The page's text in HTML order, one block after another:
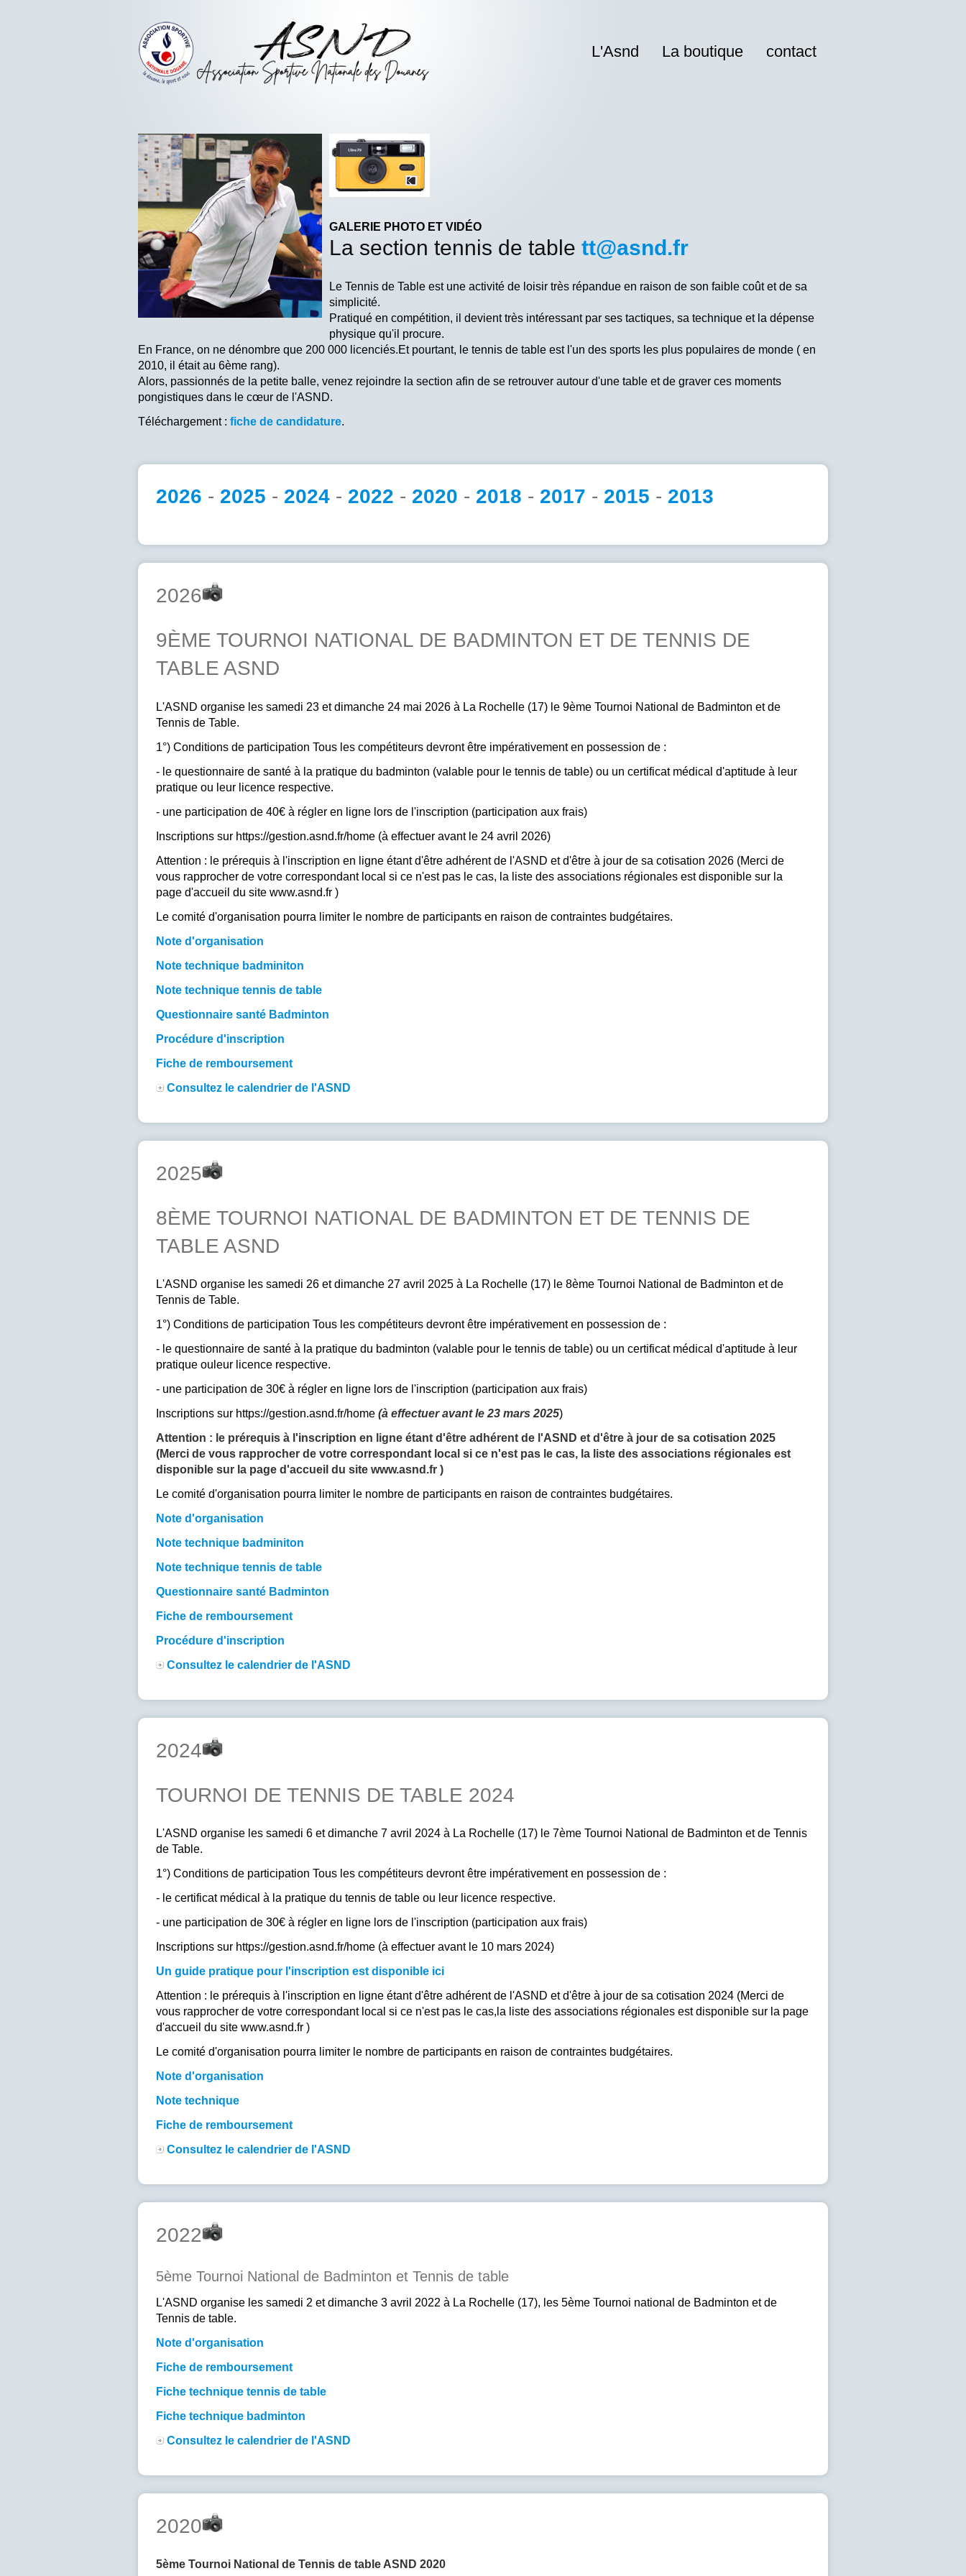
L'Asnd La boutique contact
GALERIE PHOTO ET VIDÉO
La section tennis de table tt@asnd.fr
Le Tennis de Table est une activité de loisir très répandue en raison de son faible coût et de sa
simplicité.
Pratiqué en compétition, il devient très intéressant par ses tactiques, sa technique et la dépense
physique qu'il procure.
En France, on ne dénombre que 200 000 licenciés.Et pourtant, le tennis de table est l'un des sports les plus populaires de monde ( en
2010, il était au 6ème rang).
Alors, passionnés de la petite balle, venez rejoindre la section afin de se retrouver autour d'une table et de graver ces moments
pongistiques dans le cœur de l'ASND.
Téléchargement : fiche de candidature.
2026 - 2025 - 2024 - 2022 - 2020 - 2018 - 2017 - 2015 - 2013
2026
9ÈME TOURNOI NATIONAL DE BADMINTON ET DE TENNIS DE
TABLE ASND
L'ASND organise les samedi 23 et dimanche 24 mai 2026 à La Rochelle (17) le 9ème Tournoi National de Badminton et de
Tennis de Table.
1°) Conditions de participation Tous les compétiteurs devront être impérativement en possession de :
- le questionnaire de santé à la pratique du badminton (valable pour le tennis de table) ou un certificat médical d'aptitude à leur
pratique ou leur licence respective.
- une participation de 40€ à régler en ligne lors de l'inscription (participation aux frais)
Inscriptions sur https://gestion.asnd.fr/home (à effectuer avant le 24 avril 2026)
Attention : le prérequis à l'inscription en ligne étant d'être adhérent de l'ASND et d'être à jour de sa cotisation 2026 (Merci de
vous rapprocher de votre correspondant local si ce n'est pas le cas, la liste des associations régionales est disponible sur la
page d'accueil du site www.asnd.fr )
Le comité d'organisation pourra limiter le nombre de participants en raison de contraintes budgétaires.
Note d'organisation
Note technique badminiton
Note technique tennis de table
Questionnaire santé Badminton
Procédure d'inscription
Fiche de remboursement
Consultez le calendrier de l'ASND
2025
8ÈME TOURNOI NATIONAL DE BADMINTON ET DE TENNIS DE
TABLE ASND
L'ASND organise les samedi 26 et dimanche 27 avril 2025 à La Rochelle (17) le 8ème Tournoi National de Badminton et de
Tennis de Table.
1°) Conditions de participation Tous les compétiteurs devront être impérativement en possession de :
- le questionnaire de santé à la pratique du badminton (valable pour le tennis de table) ou un certificat médical d'aptitude à leur
pratique ouleur licence respective.
- une participation de 30€ à régler en ligne lors de l'inscription (participation aux frais)
Inscriptions sur https://gestion.asnd.fr/home (à effectuer avant le 23 mars 2025)
Attention : le prérequis à l'inscription en ligne étant d'être adhérent de l'ASND et d'être à jour de sa cotisation 2025
(Merci de vous rapprocher de votre correspondant local si ce n'est pas le cas, la liste des associations régionales est
disponible sur la page d'accueil du site www.asnd.fr )
Le comité d'organisation pourra limiter le nombre de participants en raison de contraintes budgétaires.
Note d'organisation
Note technique badminiton
Note technique tennis de table
Questionnaire santé Badminton
Fiche de remboursement
Procédure d'inscription
Consultez le calendrier de l'ASND
2024
TOURNOI DE TENNIS DE TABLE 2024
L'ASND organise les samedi 6 et dimanche 7 avril 2024 à La Rochelle (17) le 7ème Tournoi National de Badminton et de Tennis
de Table.
1°) Conditions de participation Tous les compétiteurs devront être impérativement en possession de :
- le certificat médical à la pratique du tennis de table ou leur licence respective.
- une participation de 30€ à régler en ligne lors de l'inscription (participation aux frais)
Inscriptions sur https://gestion.asnd.fr/home (à effectuer avant le 10 mars 2024)
Un guide pratique pour l'inscription est disponible ici
Attention : le prérequis à l'inscription en ligne étant d'être adhérent de l'ASND et d'être à jour de sa cotisation 2024 (Merci de
vous rapprocher de votre correspondant local si ce n'est pas le cas,la liste des associations régionales est disponible sur la page
d'accueil du site www.asnd.fr )
Le comité d'organisation pourra limiter le nombre de participants en raison de contraintes budgétaires.
Note d'organisation
Note technique
Fiche de remboursement
Consultez le calendrier de l'ASND
2022
5ème Tournoi National de Badminton et Tennis de table
L'ASND organise les samedi 2 et dimanche 3 avril 2022 à La Rochelle (17), les 5ème Tournoi national de Badminton et de
Tennis de table.
Note d'organisation
Fiche de remboursement
Fiche technique tennis de table
Fiche technique badminton
Consultez le calendrier de l'ASND
2020
5ème Tournoi National de Tennis de table ASND 2020